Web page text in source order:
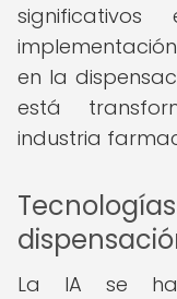
en la
está
industria
La IA se